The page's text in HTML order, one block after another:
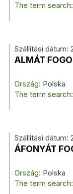
The term search:
Szállítási
ALMÁT
Ország: Polska
The term search:
Szállítási
ÁFONYÁT
Ország: Polska
The term search: